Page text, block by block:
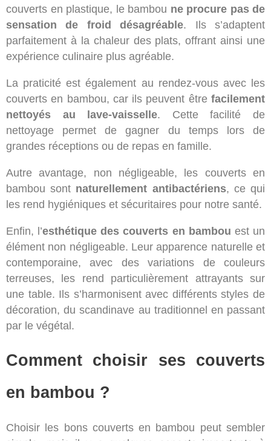
couverts en plastique, le bambou ne procure pas de
sensation de froid désagréable. Ils s’adaptent
parfaitement à la chaleur des plats, offrant ainsi une
expérience culinaire plus agréable.
La praticité est également au rendez-vous avec les
couverts en bambou, car ils peuvent être facilement
nettoyés au lave-vaisselle. Cette facilité de
nettoyage permet de gagner du temps lors de
grandes réceptions ou de repas en famille.
Autre avantage, non négligeable, les couverts en
bambou sont naturellement antibactériens, ce qui
les rend hygiéniques et sécuritaires pour notre santé.
Enfin, l’esthétique des couverts en bambou est un
élément non négligeable. Leur apparence naturelle et
contemporaine, avec des variations de couleurs
terreuses, les rend particulièrement attrayants sur
une table. Ils s’harmonisent avec différents styles de
décoration, du scandinave au traditionnel en passant
par le végétal.
Comment choisir ses couverts
en bambou ?
Choisir les bons couverts en bambou peut sembler